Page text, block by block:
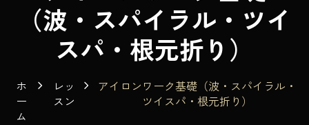
（波・スパイラル・ツイ
スパ・根元折り）
ホ
ー
ム
レッ
スン
アイロンワーク基礎（波・スパイラル・
ツイスパ・根元折り）